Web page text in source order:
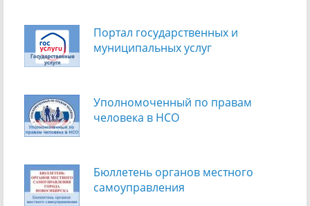
Портал государственных и
муниципальных услуг
Уполномоченный по правам
человека в НСО
Бюллетень органов местного
самоуправления